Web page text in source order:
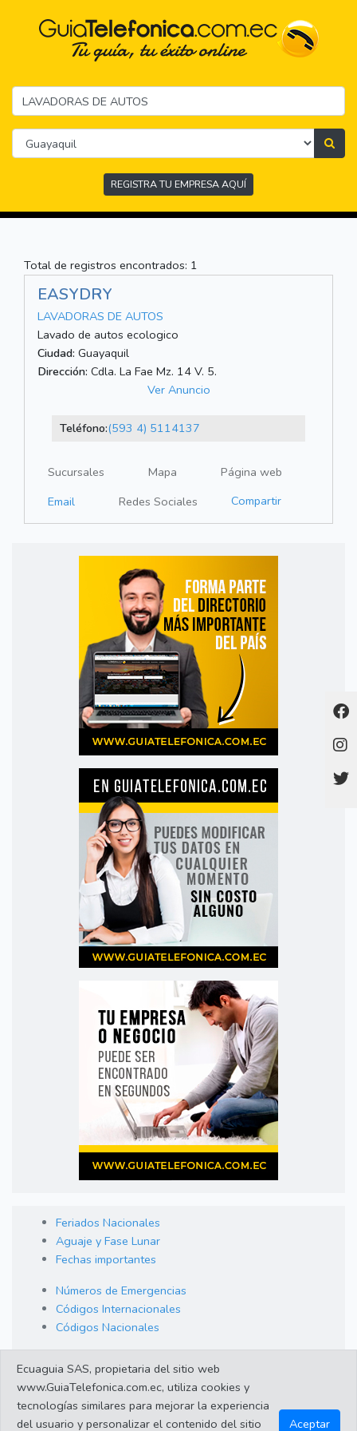
REGISTRA TU EMPRESA AQUÍ
Total de registros encontrados: 1
EASYDRY
LAVADORAS DE AUTOS
Lavado de autos ecologico
Ciudad: Guayaquil
Dirección: Cdla. La Fae Mz. 14 V. 5.
Ver Anuncio
Teléfono:(593 4) 5114137
Sucursales Mapa
Página web
Email
Redes Sociales Compartir
Feriados Nacionales
Aguaje y Fase Lunar
Fechas importantes
Números de Emergencias
Códigos Internacionales
Códigos Nacionales
Cambio de Divisas
Enlaces de interes
Ecuaguia SAS, propietaria del sitio web
www.GuiaTelefonica.com.ec, utiliza cookies y
tecnologías similares para mejorar la experiencia
del usuario y personalizar el contenido del sitio
Aceptar